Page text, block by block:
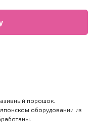
порошок.
оборудовании из